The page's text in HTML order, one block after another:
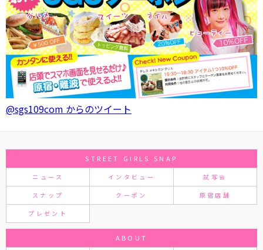
@sgs109com からのツイート
STREET GIRLS SNAP
ニュース インタビュー 試写会
スナップ クーポン 原宿店舗
プレゼント
ABOUT